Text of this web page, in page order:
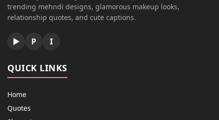
trending mehndi designs, glamorous makeup looks,
relationship quotes, and cute captions.
▶ P I
QUICK LINKS
Home
Quotes